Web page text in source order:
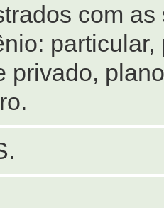
com
privado,